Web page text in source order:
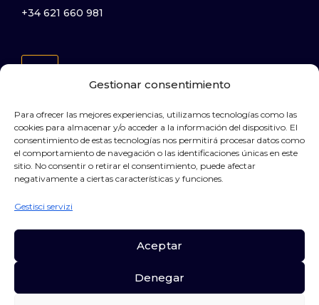
Gestionar consentimiento
Para ofrecer las mejores experiencias, utilizamos tecnologías como las
cookies para almacenar y/o acceder a la información del dispositivo. El
consentimiento de estas tecnologías nos permitirá procesar datos como
el comportamiento de navegación o las identificaciones únicas en este
sitio. No consentir o retirar el consentimiento, puede afectar
negativamente a ciertas características y funciones.
Gestisci servizi
Aceptar
Denegar
+34 621 660 981
Camere
Galleria
Contatti
Politica sulla riservatezza
Termini e Condizioni
Avviso legale